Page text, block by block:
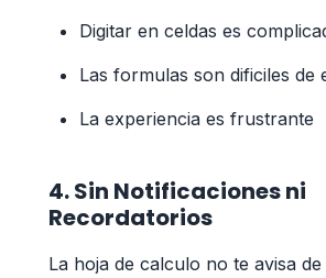
Digitar en celdas es
Las formulas son dificiles de
La experiencia es frustrante
4. Sin Notificaciones ni
Recordatorios
La hoja de calculo no te avisa de